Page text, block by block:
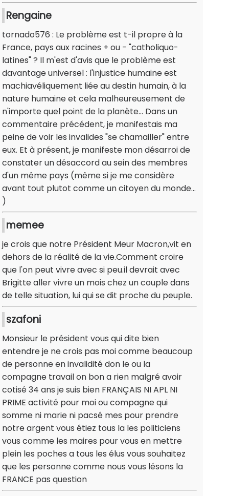
Rengaine
tornado576 : Le problème est t-il propre à la
France, pays aux racines + ou - "catholiquo-
latines" ? Il m'est d'avis que le problème est
davantage universel : l'injustice humaine est
machiavéliquement liée au destin humain, à la
nature humaine et cela malheureusement de
n'importe quel point de la planète... Dans un
commentaire précédent, je manifestais ma
peine de voir les invalides "se chamailler" entre
eux. Et à présent, je manifeste mon désarroi de
constater un désaccord au sein des membres
d'un même pays (même si je me considère
avant tout plutot comme un citoyen du monde...
)
memee
je crois que notre Président Meur Macron,vit en
dehors de la réalité de la vie.Comment croire
que l'on peut vivre avec si peu.il devrait avec
Brigitte aller vivre un mois chez un couple dans
de telle situation, lui qui se dit proche du peuple.
szafoni
Monsieur le président vous qui dite bien
entendre je ne crois pas moi comme beaucoup
de personne en invalidité don le ou la
compagne travail on bon a rien malgré avoir
cotisé 34 ans je suis bien FRANÇAIS NI APL NI
PRIME activité pour moi ou compagne qui
somme ni marie ni pacsé mes pour prendre
notre argent vous étiez tous la les politiciens
vous comme les maires pour vous en mettre
plein les poches a tous les élus vous souhaitez
que les personne comme nous vous lésons la
FRANCE pas question